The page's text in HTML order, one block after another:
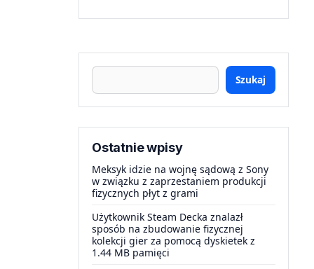
Szukaj
Ostatnie wpisy
Meksyk idzie na wojnę sądową z Sony
w związku z zaprzestaniem produkcji
fizycznych płyt z grami
Użytkownik Steam Decka znalazł
sposób na zbudowanie fizycznej
kolekcji gier za pomocą dyskietek z
1.44 MB pamięci